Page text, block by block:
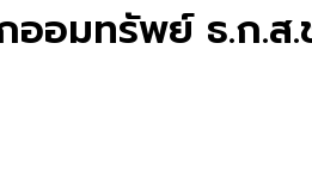
ออมทรัพย์ ธ.ก.